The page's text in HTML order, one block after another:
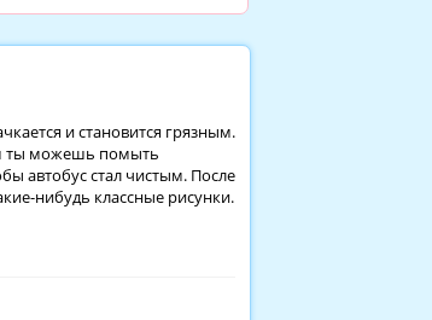
и становится грязным.
ты можешь помыть
автобус стал чистым. После
нибудь классные рисунки.